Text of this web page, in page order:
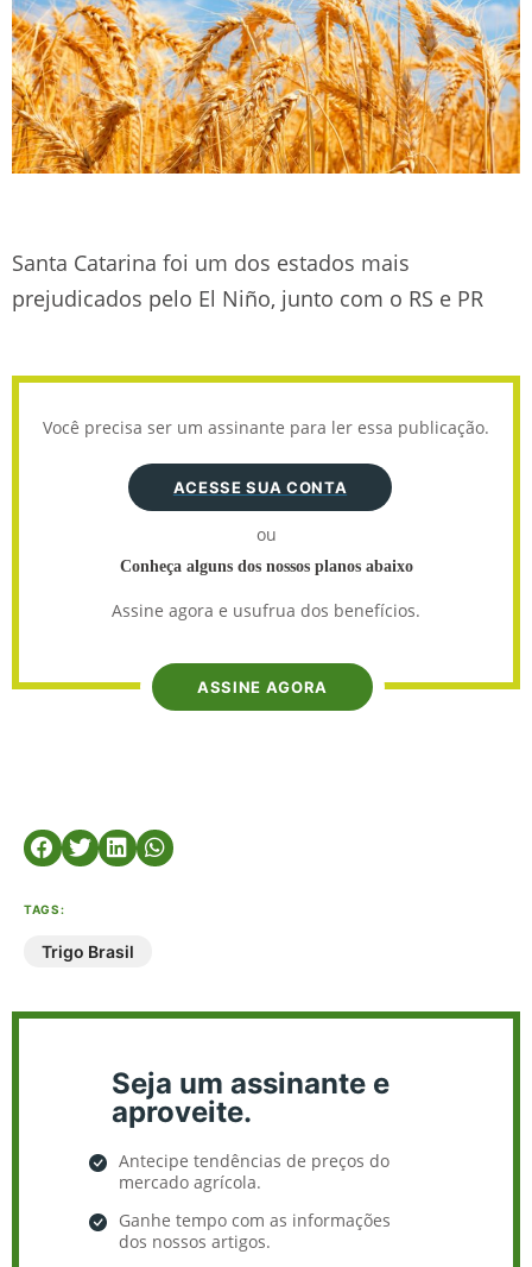
Santa Catarina foi um dos estados mais
prejudicados pelo El Niño, junto com o RS e PR
Você precisa ser um assinante para ler essa publicação.
ACESSE SUA CONTA
ou
Conheça alguns dos nossos planos abaixo
Assine agora e usufrua dos benefícios.
ASSINE AGORA
TAGS:
Trigo Brasil
Seja um assinante e
aproveite.
Antecipe tendências de preços do
mercado agrícola.
Ganhe tempo com as informações
dos nossos artigos.